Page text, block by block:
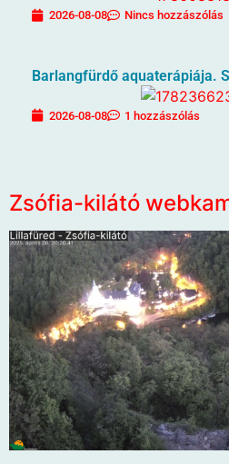
2026-08-08 Nincs hozzászólás
Barlangfürdő aquaterápiája.
2026-08-08 1 hozzászólás
Zsófia-kilátó